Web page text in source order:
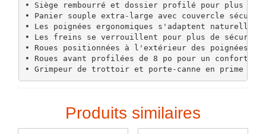
• Siège rembourré et dossier profilé pour plus de
• Panier souple extra-large avec couvercle
• Les poignées ergonomiques s'adaptent
• Les freins se verrouillent pour plus de
• Roues positionnées à l'extérieur des poignées
• Roues avant profilées de 8 po pour un confort
• Grimpeur de trottoir et porte-canne en prime
Produits similaires